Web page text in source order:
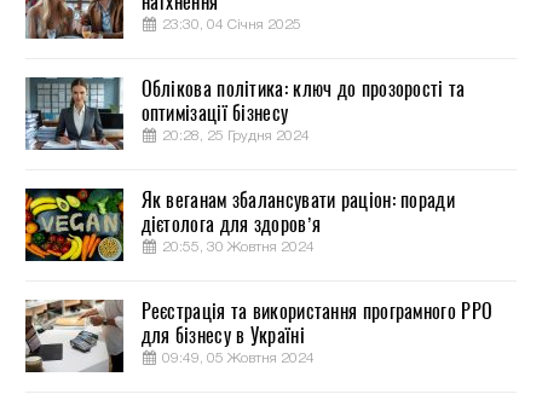
23:30, 04 Січня 2025
Облікова політика: ключ до прозорості та
оптимізації бізнесу
20:28, 25 Грудня 2024
Як веганам збалансувати раціон: поради
дієтолога для здоров’я
20:55, 30 Жовтня 2024
Реєстрація та використання програмного РРО
для бізнесу в Україні
09:49, 05 Жовтня 2024